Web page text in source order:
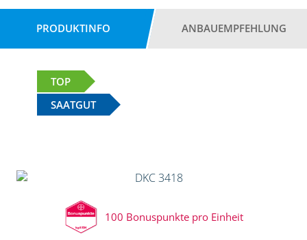
PRODUKTINFO ANBAUEMPFEHLUNG
TOP
SAATGUT
100 Bonuspunkte pro Einheit